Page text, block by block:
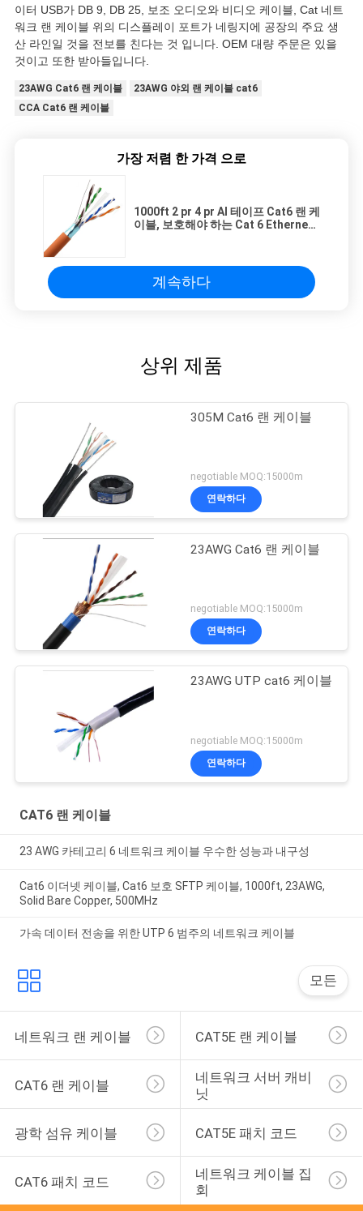
이터 USB가 DB 9, DB 25, 보조 오디오와 비디오 케이블, Cat 네트
워크 랜 케이블 위의 디스플레이 포트가 네링지에 공장의 주요 생
산 라인일 것을 전보를 친다는 것 입니다. OEM 대량 주문은 있을
것이고 또한 받아들입니다.
23AWG Cat6 랜 케이블
23AWG 야외 랜 케이블 cat6
CCA Cat6 랜 케이블
가장 저렴 한 가격 으로
1000ft 2 pr 4 pr Al 테이프 Cat6 랜 케
이블, 보호해야 하는 Cat 6 Ethernet
계속하다
상위 제품
305M Cat6 랜 케이블
negotiable MOQ:15000m
연락하다
23AWG Cat6 랜 케이블
negotiable MOQ:15000m
연락하다
23AWG UTP cat6 케이블
negotiable MOQ:15000m
연락하다
CAT6 랜 케이블
23 AWG 카테고리 6 네트워크 케이블 우수한 성능과 내구성
Cat6 이더넷 케이블, Cat6 보호 SFTP 케이블, 1000ft, 23AWG,
Solid Bare Copper, 500MHz
가속 데이터 전송을 위한 UTP 6 범주의 네트워크 케이블
모든
네트워크 랜 케이블 CAT5E 랜 케이블
CAT6 랜 케이블
네트워크 서버 캐비
닛
광학 섬유 케이블 CAT5E 패치 코드
CAT6 패치 코드
네트워크 케이블 집
회